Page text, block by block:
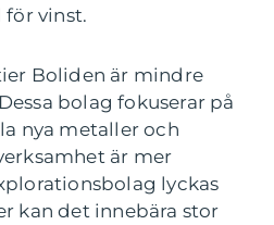
vinst.
Boliden är mindre
bolag fokuserar på
nya metaller och
är mer
lyckas
kan det innebära stor